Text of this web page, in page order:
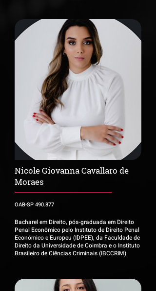
Nicole Giovanna Cavallaro de
Moraes
OAB-SP 490.877
Bacharel em Direito, pós-graduada em Direito
Penal Econômico pelo Instituto de Direito Penal
Económico e Europeu (IDPEE), da Faculdade de
Direito da Universidade de Coimbra e o Instituto
Brasileiro de Ciências Criminais (IBCCRIM)